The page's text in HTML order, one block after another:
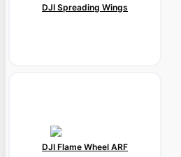
DJI Spreading Wings
DJI Flame Wheel ARF